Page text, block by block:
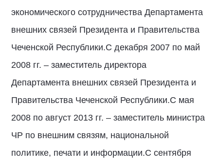
экономического сотрудничества Департамента
внешних связей Президента и Правительства
Чеченской Республики.С декабря 2007 по май
2008 гг. – заместитель директора
Департамента внешних связей Президента и
Правительства Чеченской Республики.С мая
2008 по август 2013 гг. – заместитель министра
ЧР по внешним связям, национальной
политике, печати и информации.С сентября